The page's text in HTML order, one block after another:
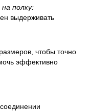
на полку:
выдерживать
чтобы точно
эффективно